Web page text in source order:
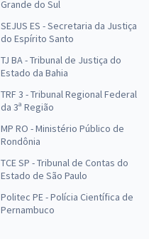
Grande do Sul
SEJUS ES - Secretaria da Justiça
do Espírito Santo
TJ BA - Tribunal de Justiça do
Estado da Bahia
TRF 3 - Tribunal Regional Federal
da 3ª Região
MP RO - Ministério Público de
Rondônia
TCE SP - Tribunal de Contas do
Estado de São Paulo
Politec PE - Polícia Científica de
Pernambuco